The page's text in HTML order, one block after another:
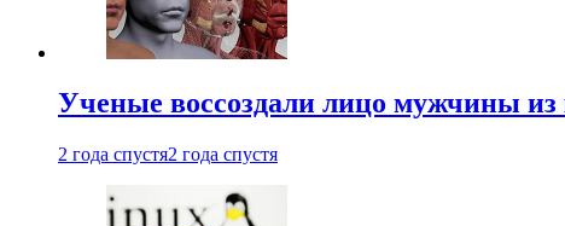
Ученые воссоздали лицо мужчины
2 года спустя2 года спустя